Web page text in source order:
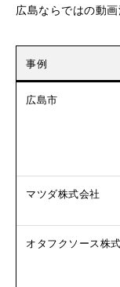
広島ならではの動
事例
広島市
マツダ株式会社
オタフクソース株